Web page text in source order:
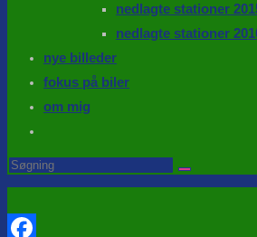
nedlagte stationer
nedlagte stationer
nye billeder
fokus på biler
om mig
website
search
Search
this
website